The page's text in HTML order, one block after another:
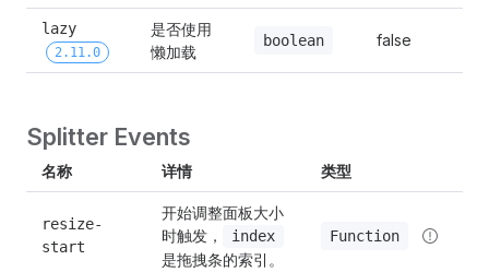
lazy
2.11.0
是否使用
懒加载
boolean false
Splitter Events
名称 详情 类型
resize-
start
开始调整面板大小
时触发，
index
是拖拽条的索引。
Function